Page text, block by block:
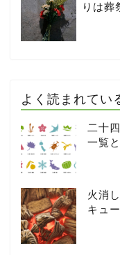
りは葬
よく読まれてい
二十
一覧
火消
キュ